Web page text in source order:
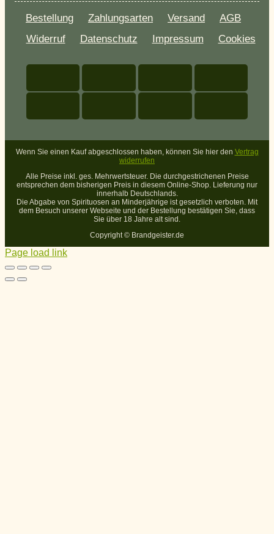
Bestellung Zahlungsarten Versand
AGB
Widerruf
Datenschutz Impressum Cookies
Wenn Sie einen Kauf abgeschlossen haben, können Sie hier den Vertrag
widerrufen
Alle Preise inkl. ges. Mehrwertsteuer. Die durchgestrichenen Preise
entsprechen dem bisherigen Preis in diesem Online-Shop. Lieferung nur
innerhalb Deutschlands.
Die Abgabe von Spirituosen an Minderjährige ist gesetzlich verboten. Mit
dem Besuch unserer Webseite und der Bestellung bestätigen Sie, dass
Sie über 18 Jahre alt sind.
Copyright © Brandgeister.de
Page load link